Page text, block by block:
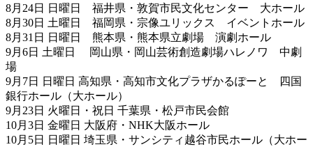
8月24日 日曜日 福井県・敦賀市民文化センター 大ホール
8月30日 土曜日 福岡県・宗像ユリックス イベントホール
8月31日 日曜日 熊本県・熊本県立劇場 演劇ホール
9月6日 土曜日 岡山県・岡山芸術創造劇場ハレノワ 中劇
場
9月7日 日曜日 高知県・高知市文化プラザかるぽーと 四国
銀行ホール（大ホール）
9月23日 火曜日・祝日 千葉県・松戸市民会館
10月3日 金曜日 大阪府・NHK大阪ホール
10月5日 日曜日 埼玉県・サンシティ越谷市民ホール（大ホー